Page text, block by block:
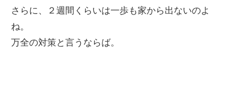
さらに、２週間くらいは一歩も家から出ないのよ
ね。
万全の対策と言うならば。